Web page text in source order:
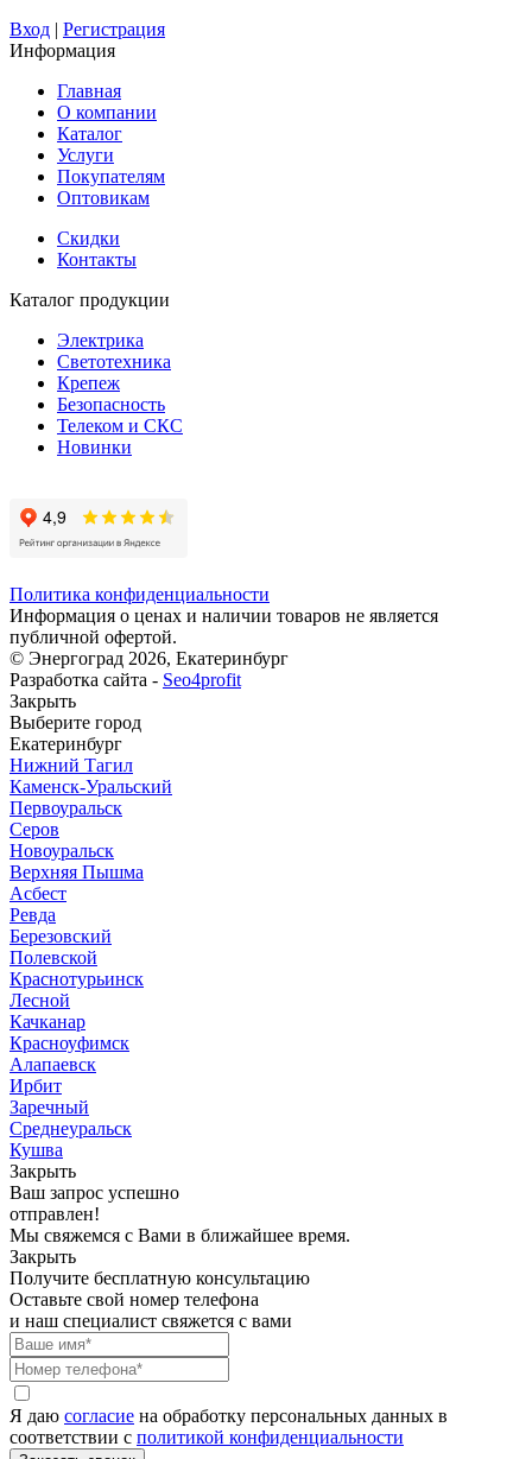
Вход | Регистрация
Информация
Главная
О компании
Каталог
Услуги
Покупателям
Оптовикам
Скидки
Контакты
Каталог продукции
Электрика
Светотехника
Крепеж
Безопасность
Телеком и СКС
Новинки
Политика конфиденциальности
Информация о ценах и наличии товаров не является
публичной офертой.
© Энергоград 2026, Екатеринбург
Разработка сайта - Seo4profit
Закрыть
Выберите город
Екатеринбург
Нижний Тагил
Каменск-Уральский
Первоуральск
Серов
Новоуральск
Верхняя Пышма
Асбест
Ревда
Березовский
Полевской
Краснотурьинск
Лесной
Качканар
Красноуфимск
Алапаевск
Ирбит
Заречный
Среднеуральск
Кушва
Закрыть
Ваш запрос успешно
отправлен!
Мы свяжемся с Вами в ближайшее время.
Закрыть
Получите бесплатную консультацию
Оставьте свой номер телефона
и наш специалист свяжется с вами
Я даю согласие на обработку персональных данных в
соответствии с политикой конфиденциальности